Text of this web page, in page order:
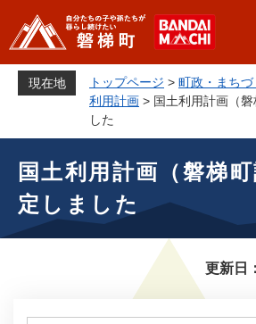
ジ
で
メニューを飛ばして本
現在地 トップページ > 町政・まちづ
利用計画 > 国土利用計画（
した
国土利用計画（磐梯
定しました
更新日